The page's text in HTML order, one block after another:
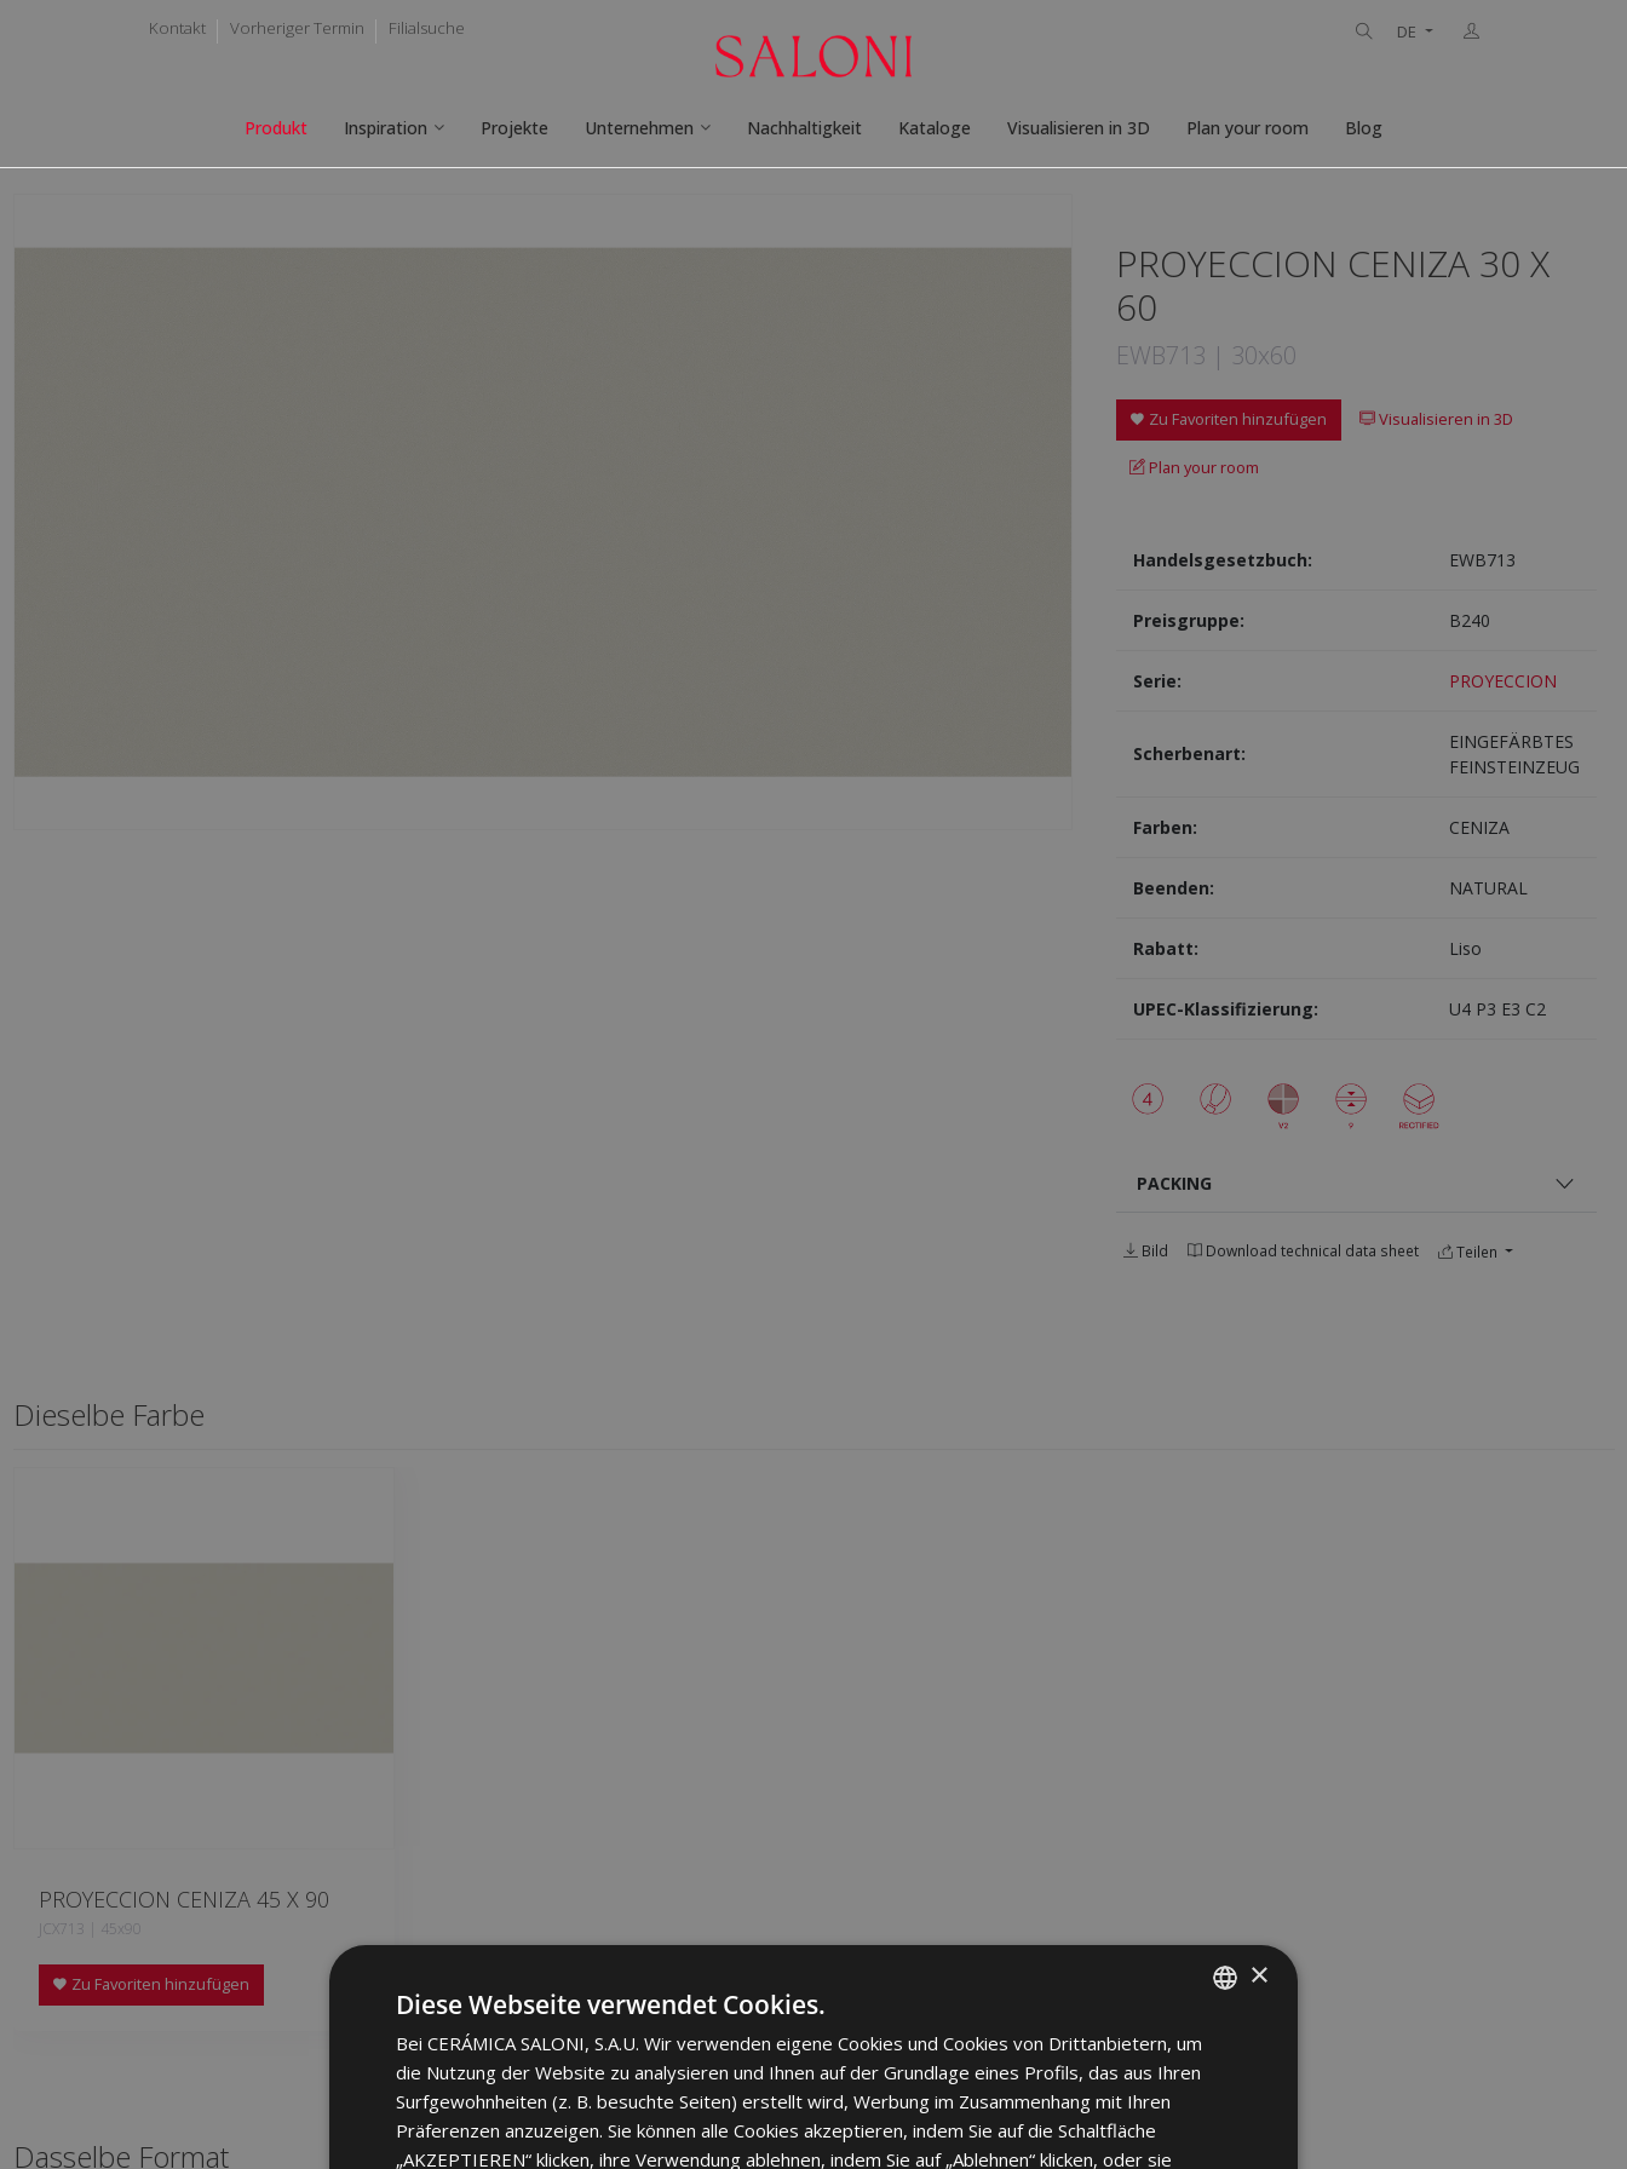
Kontakt Vorheriger Termin Filialsuche DE
Produkt Inspiration Projekte Unternehmen Nachhaltigkeit Kataloge Visualisieren in 3D Plan your room Blog
PROYECCION CENIZA 30 X
60
EWB713 | 30x60
Zu Favoriten hinzufügen Visualisieren in 3D
Plan your room
Handelsgesetzbuch: EWB713
Preisgruppe: B240
Serie: PROYECCION
Scherbenart:
EINGEFÄRBTES
FEINSTEINZEUG
Farben: CENIZA
Beenden: NATURAL
Rabatt: Liso
UPEC-Klassifizierung: U4 P3 E3 C2
PACKING
Bild Download technical data sheet Teilen
Dieselbe Farbe
PROYECCION CENIZA 45 X 90
JCX713 | 45x90
Zu Favoriten hinzufügen
Dasselbe Format
SPANISH
ENGLISH
GERMAN
×
Diese Webseite verwendet Cookies.
Bei CERÁMICA SALONI, S.A.U. Wir verwenden eigene Cookies und Cookies von Drittanbietern, um
die Nutzung der Website zu analysieren und Ihnen auf der Grundlage eines Profils, das aus Ihren
Surfgewohnheiten (z. B. besuchte Seiten) erstellt wird, Werbung im Zusammenhang mit Ihren
Präferenzen anzuzeigen. Sie können alle Cookies akzeptieren, indem Sie auf die Schaltfläche
„AKZEPTIEREN“ klicken, ihre Verwendung ablehnen, indem Sie auf „Ablehnen“ klicken, oder sie